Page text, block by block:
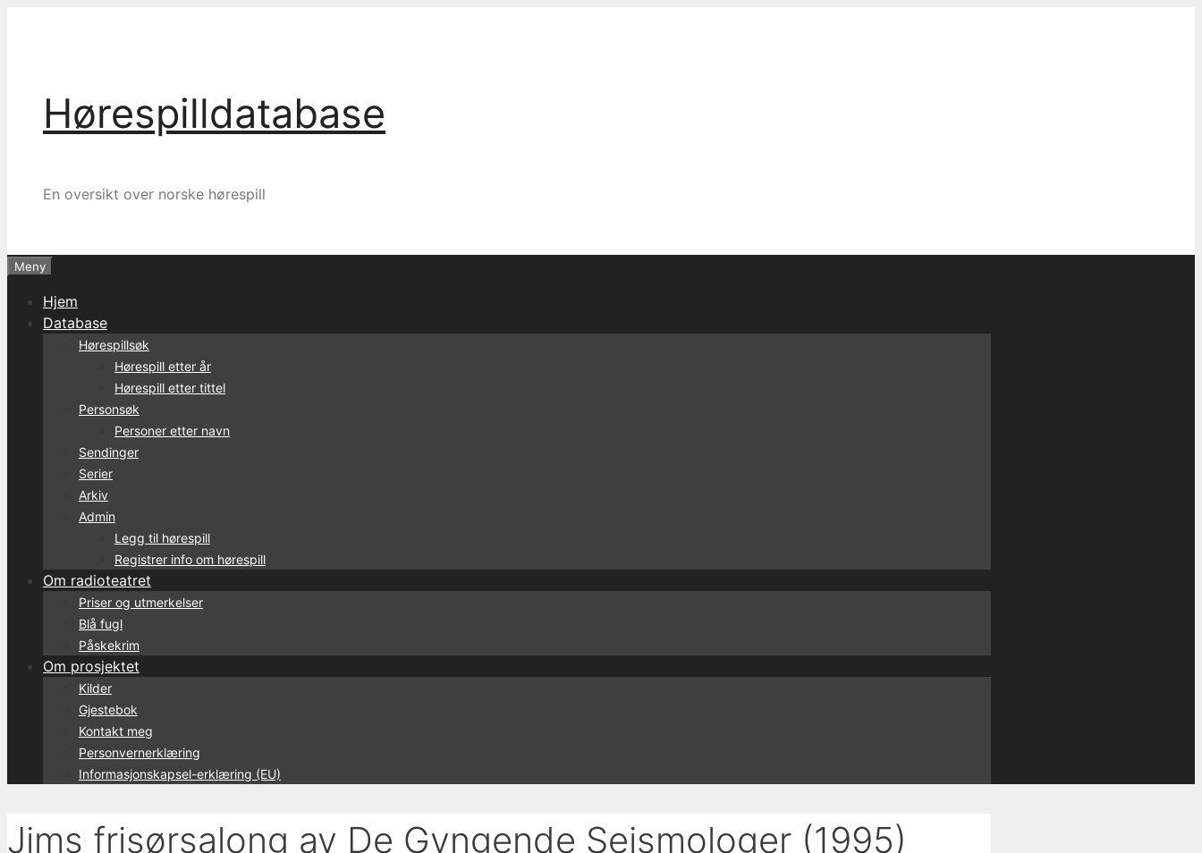
Hørespilldatabase
En oversikt over norske hørespill
Meny
Hjem
Database
Hørespillsøk
Hørespill etter år
Hørespill etter tittel
Personsøk
Personer etter navn
Sendinger
Serier
Arkiv
Admin
Legg til hørespill
Registrer info om hørespill
Om radioteatret
Priser og utmerkelser
Blå fugl
Påskekrim
Om prosjektet
Kilder
Gjestebok
Kontakt meg
Personvernerklæring
Informasjonskapsel-erklæring (EU)
Jims frisørsalong av De Gyngende Seismologer (1995)